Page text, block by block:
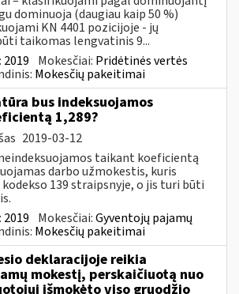
dominuoja (daugiau kaip 50 %)
KN 4401 pozicijoje - jų
taikomas lengvatinis 9...
2019 Mokesčiai: Pridėtinės vertės
Mokesčių pakeitimai
bus indeksuojamos
1,289?
2019-03-12
taikant koeficientą
darbo užmokestis, kuris
139 straipsnyje, o jis turi būti
2019 Mokesčiai:Gyventojų pajamų
Mokesčių pakeitimai
deklaracijoje reikia
mokestį, perskaičiuotą nuo
išmokėto viso gruodžio